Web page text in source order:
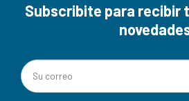
Subscribite para recibir